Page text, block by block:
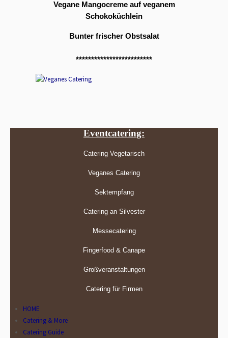
Vegane Mangocreme auf veganem
Schokoküchlein
Bunter frischer Obstsalat
*************************
Eventcatering:
Catering Vegetarisch
Veganes Catering
Sektempfang
Catering an Silvester
Messecatering
Fingerfood & Canape
Großveranstaltungen
Catering für Firmen
HOME
Catering & More
Catering Guide